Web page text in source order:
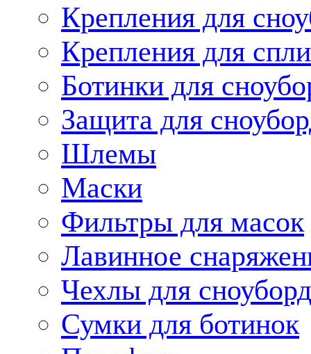
Крепления для
Крепления для
Ботинки для
Защита для
Шлемы
Маски
Фильтры для масок
Лавинное
Чехлы для
Сумки для ботинок